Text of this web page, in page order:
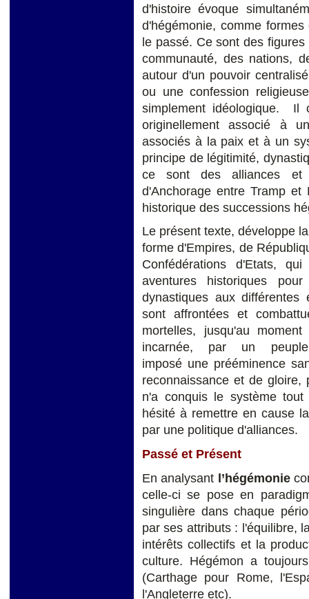
d'histoire évoque
d'hégémonie, comme
le passé. Ce sont des
communauté, des nations,
autour d'un pouvoir
ou une confession
simplement idéologique. Il
originellement associé à
associés à la paix et à un
principe de légitimité,
ce sont des alliances et
d'Anchorage entre Tramp
historique des successions
Le présent texte, développe
forme d'Empires, de
Confédérations d'Etats,
aventures historiques
dynastiques aux différentes
sont affrontées et
mortelles, jusqu'au
incarnée, par un
imposé une prééminence
reconnaissance et de
n'a conquis le système tout
hésité à remettre en cause
par une politique d'alliances.
Passé et Présent
En analysant l’hégémonie
celle-ci se pose en
singulière dans chaque
par ses attributs : l'équilibre,
intérêts collectifs et la
culture. Hégémon a
(Carthage pour Rome,
l'Angleterre etc).